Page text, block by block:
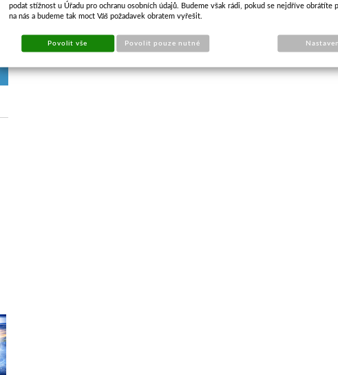
Skladem
podat stížnost u Úřadu pro ochranu osobních údajů. Budeme však rádi, pokud se nejdříve obrátíte
na nás a budeme tak moct Váš požadavek obratem vyřešit.
Povolit vše Povolit pouze nutné